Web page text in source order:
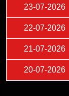
23-07-2026
22-07-2026
21-07-2026
20-07-2026